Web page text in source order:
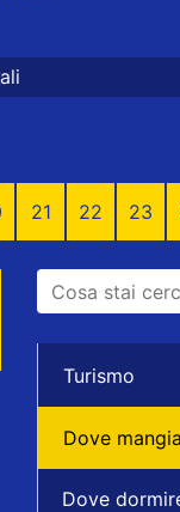
21 22 23
Turismo
Dove
Dove